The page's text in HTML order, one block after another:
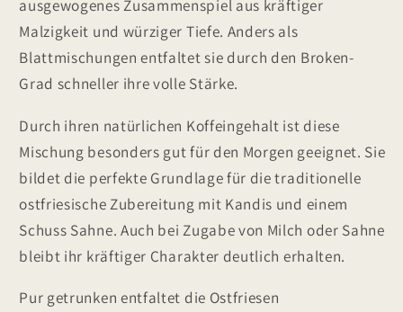
ausgewogenes Zusammenspiel aus kräftiger
Malzigkeit und würziger Tiefe. Anders als
Blattmischungen entfaltet sie durch den Broken-
Grad schneller ihre volle Stärke.
Durch ihren natürlichen Koffeingehalt ist diese
Mischung besonders gut für den Morgen geeignet. Sie
bildet die perfekte Grundlage für die traditionelle
ostfriesische Zubereitung mit Kandis und einem
Schuss Sahne. Auch bei Zugabe von Milch oder Sahne
bleibt ihr kräftiger Charakter deutlich erhalten.
Pur getrunken entfaltet die Ostfriesen